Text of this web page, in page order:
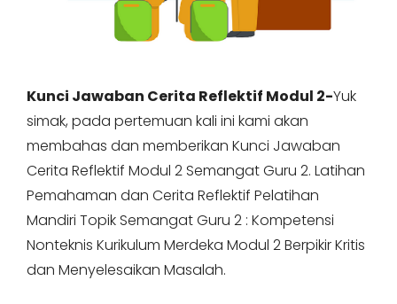
Kunci Jawaban Cerita Reflektif Modul 2-Yuk
simak, pada pertemuan kali ini kami akan
membahas dan memberikan Kunci Jawaban
Cerita Reflektif Modul 2 Semangat Guru 2. Latihan
Pemahaman dan Cerita Reflektif Pelatihan
Mandiri Topik Semangat Guru 2 : Kompetensi
Nonteknis Kurikulum Merdeka Modul 2 Berpikir Kritis
dan Menyelesaikan Masalah.